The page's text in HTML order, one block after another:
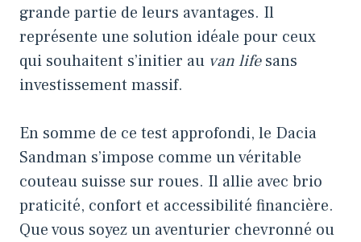
grande partie de leurs avantages. Il
représente une solution idéale pour ceux
qui souhaitent s’initier au van lifesans
investissement massif.
En somme de ce test approfondi, le Dacia
Sandman s’impose comme un véritable
couteau suisse sur roues. Il allie avec brio
praticité, confort et accessibilité financière.
Que vous soyez un aventurier chevronné ou